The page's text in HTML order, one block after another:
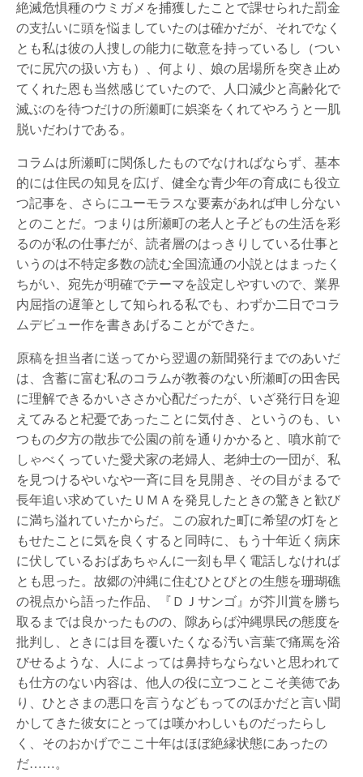
絶滅危惧種のウミガメを捕獲したことで課せられた罰金
の支払いに頭を悩ましていたのは確かだが、それでなく
とも私は彼の人捜しの能力に敬意を持っているし（つい
でに尻穴の扱い方も）、何より、娘の居場所を突き止め
てくれた恩も当然感じていたので、人口減少と高齢化で
滅ぶのを待つだけの所瀬町に娯楽をくれてやろうと一肌
脱いだわけである。
コラムは所瀬町に関係したものでなければならず、基本
的には住民の知見を広げ、健全な青少年の育成にも役立
つ記事を、さらにユーモラスな要素があれば申し分ない
とのことだ。つまりは所瀬町の老人と子どもの生活を彩
るのが私の仕事だが、読者層のはっきりしている仕事と
いうのは不特定多数の読む全国流通の小説とはまったく
ちがい、宛先が明確でテーマを設定しやすいので、業界
内屈指の遅筆として知られる私でも、わずか二日でコラ
ムデビュー作を書きあげることができた。
原稿を担当者に送ってから翌週の新聞発行までのあいだ
は、含蓄に富む私のコラムが教養のない所瀬町の田舎民
に理解できるかいささか心配だったが、いざ発行日を迎
えてみると杞憂であったことに気付き、というのも、い
つもの夕方の散歩で公園の前を通りかかると、噴水前で
しゃべくっていた愛犬家の老婦人、老紳士の一団が、私
を見つけるやいなや一斉に目を見開き、その目がまるで
長年追い求めていたＵＭＡを発見したときの驚きと歓び
に満ち溢れていたからだ。この寂れた町に希望の灯をと
もせたことに気を良くすると同時に、もう十年近く病床
に伏しているおばあちゃんに一刻も早く電話しなければ
とも思った。故郷の沖縄に住むひとびとの生態を珊瑚礁
の視点から語った作品、『ＤＪサンゴ』が芥川賞を勝ち
取るまでは良かったものの、隙あらば沖縄県民の態度を
批判し、ときには目を覆いたくなる汚い言葉で痛罵を浴
びせるような、人によっては鼻持ちならないと思われて
も仕方のない内容は、他人の役に立つことこそ美徳であ
り、ひとさまの悪口を言うなどもってのほかだと言い聞
かしてきた彼女にとっては嘆かわしいものだったらし
く、そのおかげでここ十年はほぼ絶縁状態にあったの
だ……。